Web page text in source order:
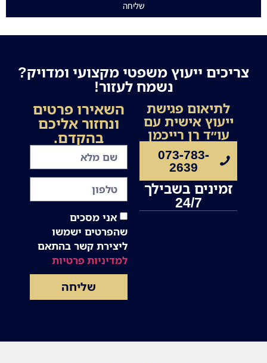
שליחה
צריכים ייעוץ משפטי מקצועי ומדויק?
נשמח לעזור!
לתיאום פגישת
ייעוץ אישית עם
עו״ד רן רייכמן
073-783-
2639
זמינים בשבילך
24/7
השאירו פרטים
ונחזור אליכם
בהקדם.
אני מסכים
שהפרטים ישמשו
ליצירת קשר בהתאם
למדיניות פרטיות
שליחה